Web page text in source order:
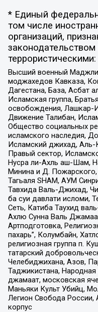
* Единый
том числе
организаций,
террористическими:
Высший военный
моджахедов Кавказа,
Дагестана, База, Асбат
Исламская группа,
освобождения, Лашкар-
Движение Талибан,
Общество социальных
исламского наследия,
Исламский джихад,
Правый сектор,
Нусра ли-Ахль аш-Шам,
Минина и Д.
Тагьаля SHAM, АУМ
Тавхида Валь-Джихад,
ба суи давлати исломи,
Сеть, Катиба Таухид
Ахлю Сунна Валь
Артподготовка,
пахарь”, Колумбайн,
религиозная группа п.
татарский
Челебиджихана, Азов,
Таджикистана,
джамаат, московская
Маньяки Культ Убийц,
Легион Свобода России,
корпус